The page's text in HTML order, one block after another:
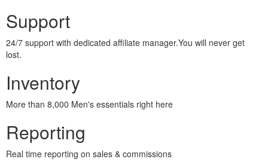
Support
24/7 support with dedicated affiliate manager.You will never get
lost.
Inventory
More than 8,000 Men's essentials right here
Reporting
Real time reporting on sales & commissions